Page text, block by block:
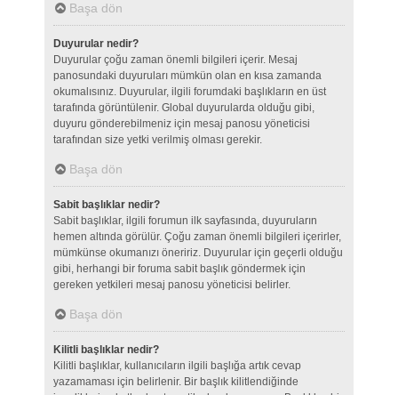
Başa dön
Duyurular nedir?
Duyurular çoğu zaman önemli bilgileri içerir. Mesaj
panosundaki duyuruları mümkün olan en kısa zamanda
okumalısınız. Duyurular, ilgili forumdaki başlıkların en üst
tarafında görüntülenir. Global duyurularda olduğu gibi,
duyuru gönderebilmeniz için mesaj panosu yöneticisi
tarafından size yetki verilmiş olması gerekir.
Başa dön
Sabit başlıklar nedir?
Sabit başlıklar, ilgili forumun ilk sayfasında, duyuruların
hemen altında görülür. Çoğu zaman önemli bilgileri içerirler,
mümkünse okumanızı öneririz. Duyurular için geçerli olduğu
gibi, herhangi bir foruma sabit başlık göndermek için
gereken yetkileri mesaj panosu yöneticisi belirler.
Başa dön
Kilitli başlıklar nedir?
Kilitli başlıklar, kullanıcıların ilgili başlığa artık cevap
yazamaması için belirlenir. Bir başlık kilitlendiğinde